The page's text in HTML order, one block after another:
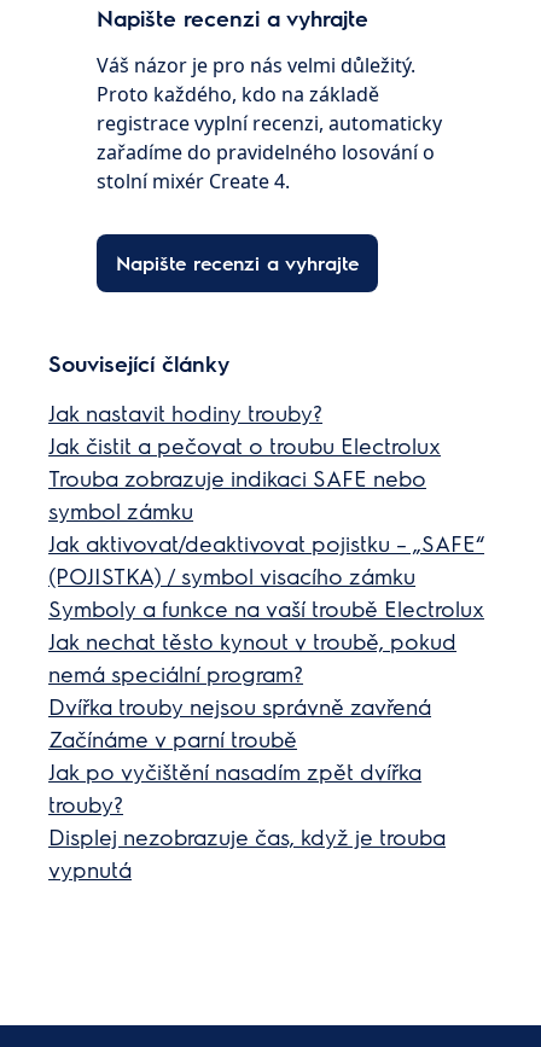
Napište recenzi a vyhrajte
Váš názor je pro nás velmi důležitý.
Proto každého, kdo na základě
registrace vyplní recenzi, automaticky
zařadíme do pravidelného losování o
stolní mixér Create 4.
Napište recenzi a vyhrajte
Související články
Jak nastavit hodiny trouby?
Jak čistit a pečovat o troubu Electrolux
Trouba zobrazuje indikaci SAFE nebo
symbol zámku
Jak aktivovat/deaktivovat pojistku – „SAFE“
(POJISTKA) / symbol visacího zámku
Symboly a funkce na vaší troubě Electrolux
Jak nechat těsto kynout v troubě, pokud
nemá speciální program?
Dvířka trouby nejsou správně zavřená
Začínáme v parní troubě
Jak po vyčištění nasadím zpět dvířka
trouby?
Displej nezobrazuje čas, když je trouba
vypnutá